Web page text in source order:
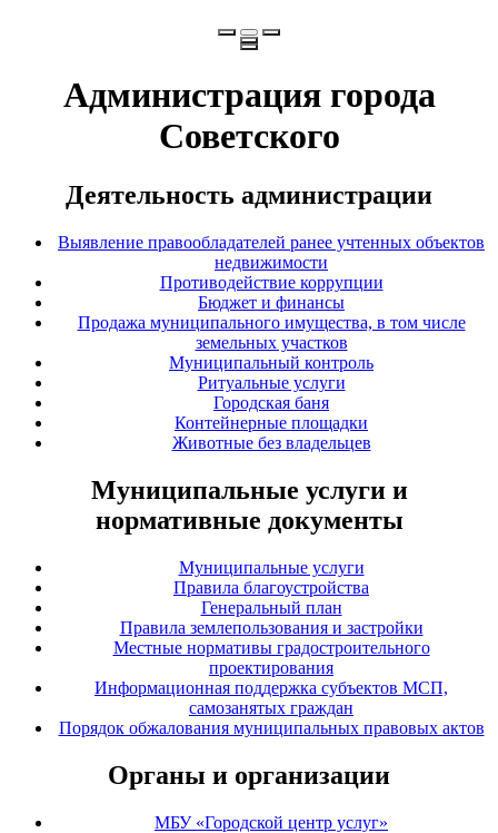
Администрация города
Советского
Деятельность администрации
Выявление правообладателей ранее учтенных объектов
недвижимости
Противодействие коррупции
Бюджет и финансы
Продажа муниципального имущества, в том числе
земельных участков
Муниципальный контроль
Ритуальные услуги
Городская баня
Контейнерные площадки
Животные без владельцев
Муниципальные услуги и
нормативные документы
Муниципальные услуги
Правила благоустройства
Генеральный план
Правила землепользования и застройки
Местные нормативы градостроительного
проектирования
Информационная поддержка субъектов МСП,
самозанятых граждан
Порядок обжалования муниципальных правовых актов
Органы и организации
МБУ «Городской центр услуг»